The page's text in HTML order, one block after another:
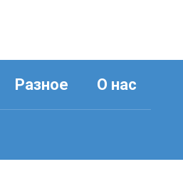
Разное О нас